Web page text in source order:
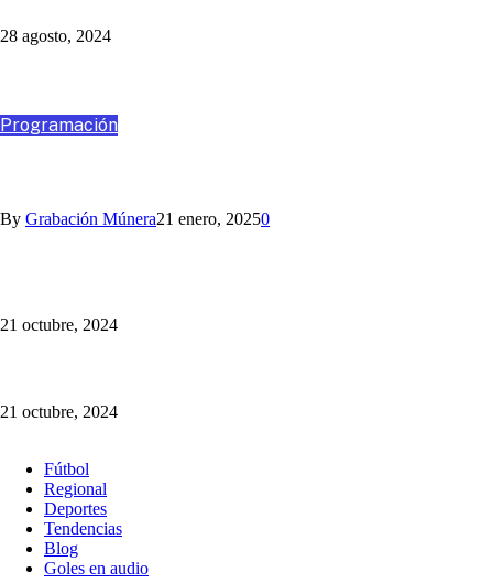
28 agosto, 2024
Programación
By Grabación Múnera21 enero, 20250
21 octubre, 2024
21 octubre, 2024
Fútbol
Regional
Deportes
Tendencias
Blog
Goles en audio